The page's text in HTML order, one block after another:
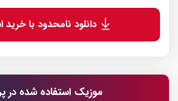
دانلود نامحدود با خرید
موزیک استفاده شده در